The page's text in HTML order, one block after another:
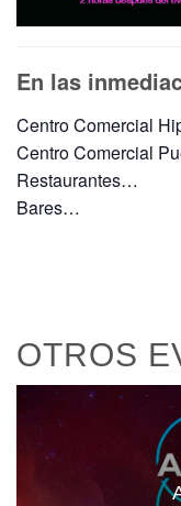
En las
Centro Comercial
Centro Comercial
Restaurantes…
Bares…
OTROS